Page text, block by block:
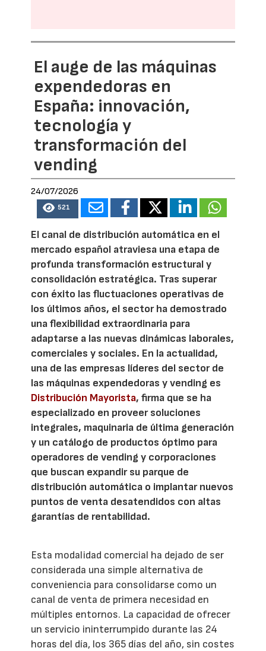
El auge de las máquinas
expendedoras en
España: innovación,
tecnología y
transformación del
vending
24/07/2026
521
El canal de distribución automática en el
mercado español atraviesa una etapa de
profunda transformación estructural y
consolidación estratégica. Tras superar
con éxito las fluctuaciones operativas de
los últimos años, el sector ha demostrado
una flexibilidad extraordinaria para
adaptarse a las nuevas dinámicas laborales,
comerciales y sociales. En la actualidad,
una de las empresas líderes del sector de
las máquinas expendedoras y vending es
Distribución Mayorista, firma que se ha
especializado en proveer soluciones
integrales, maquinaria de última generación
y un catálogo de productos óptimo para
operadores de vending y corporaciones
que buscan expandir su parque de
distribución automática o implantar nuevos
puntos de venta desatendidos con altas
garantías de rentabilidad.
Esta modalidad comercial ha dejado de ser
considerada una simple alternativa de
conveniencia para consolidarse como un
canal de venta de primera necesidad en
múltiples entornos. La capacidad de ofrecer
un servicio ininterrumpido durante las 24
horas del día, los 365 días del año, sin costes